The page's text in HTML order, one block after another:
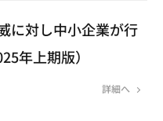
に対し中小企業が行
年上期版）
詳細へ